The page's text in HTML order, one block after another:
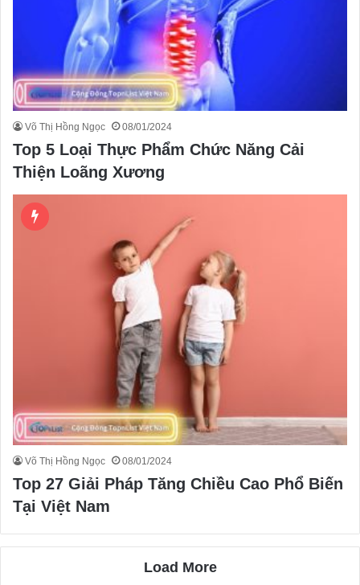
Võ Thị Hồng Ngọc 08/01/2024
Top 5 Loại Thực Phẩm Chức Năng Cải
Thiện Loãng Xương
Võ Thị Hồng Ngọc 08/01/2024
Top 27 Giải Pháp Tăng Chiều Cao Phổ Biến
Tại Việt Nam
Load More